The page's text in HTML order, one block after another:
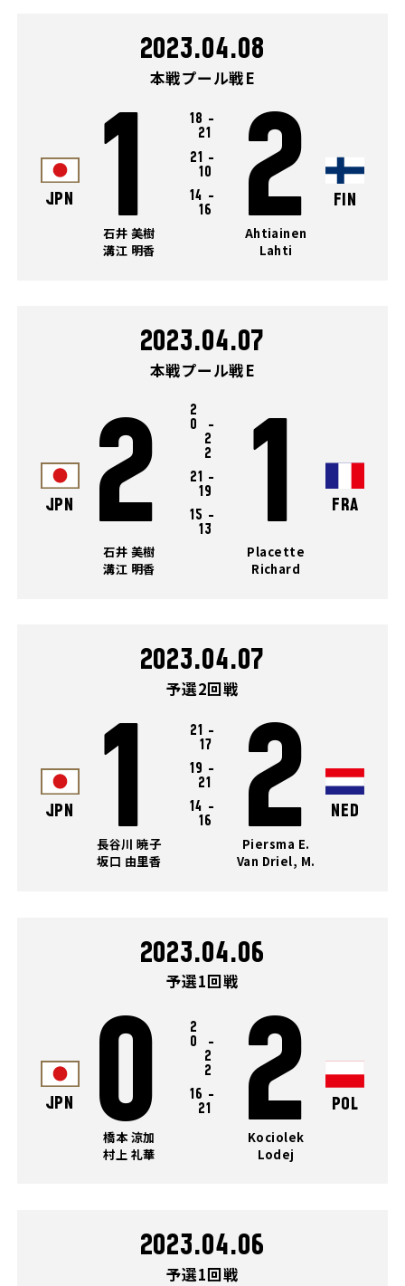
2023.04.08
本戦プール戦E
JPN 1 18 -
21
21 -
10
14 -
16
2 FIN
石井 美樹
溝江 明香
Ahtiainen
Lahti
2023.04.07
本戦プール戦E
JPN 2
2
0
-
2
2
21 -
19
15 -
13
1 FRA
石井 美樹
溝江 明香
Placette
Richard
2023.04.07
予選2回戦
JPN 1 21 -
17
19 -
21
14 -
16
2 NED
長谷川 暁子
坂口 由里香
Piersma E.
Van Driel, M.
2023.04.06
予選1回戦
JPN 0
2
0
-
2
2
16 -
21
2 POL
橋本 涼加
村上 礼華
Kociolek
Lodej
2023.04.06
予選1回戦